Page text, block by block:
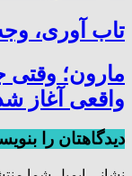
تاب آوری،
مارون؛ وقتی
واقعی آغاز
دیدگاهتان را